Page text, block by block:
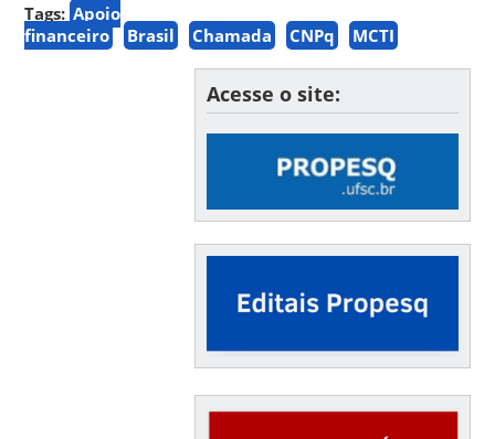
Tags: Apoio
financeiro
Brasil Chamada CNPq MCTI
Acesse o site: